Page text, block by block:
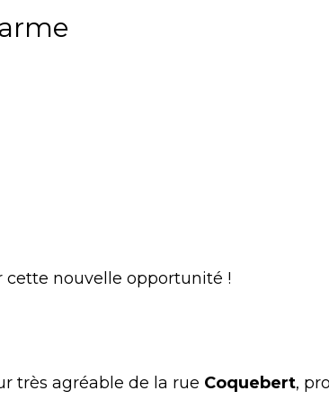
cette nouvelle opportunité !
très agréable de la rue Coquebert,